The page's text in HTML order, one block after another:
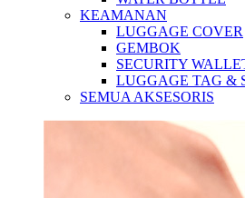
KEAMANAN
LUGGAGE COVER
GEMBOK
SECURITY
LUGGAGE TAG &
SEMUA AKSESORIS